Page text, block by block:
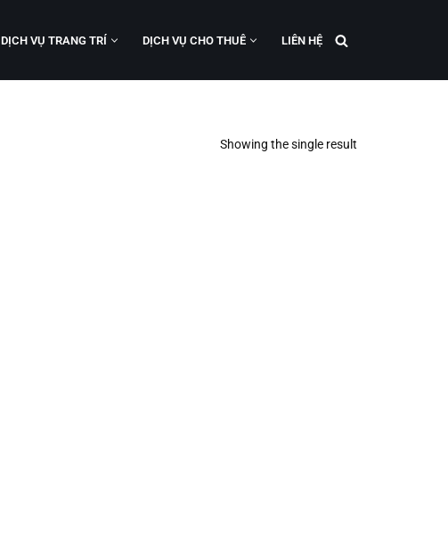
DỊCH VỤ TRANG TRÍ DỊCH VỤ CHO THUÊ LIÊN HỆ
Showing the single result